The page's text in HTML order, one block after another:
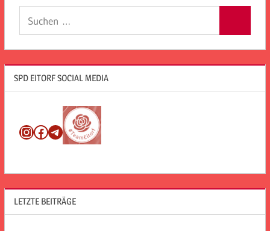
SPD EITORF SOCIAL MEDIA
Instagram
Facebook
Telegram
LETZTE BEITRÄGE